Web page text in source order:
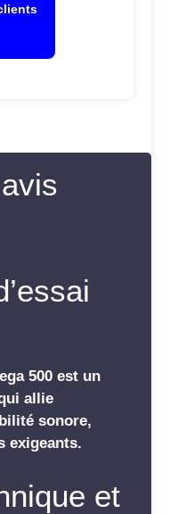
500 est un
allie
sonore,
exigeants.
et